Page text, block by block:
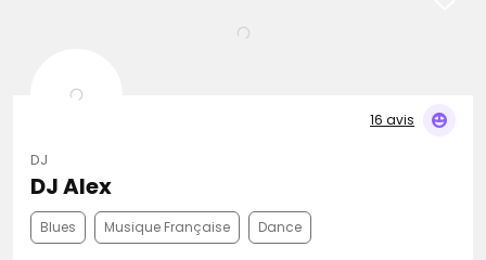
16 avis
DJ
DJ Alex
Blues Musique Française Dance